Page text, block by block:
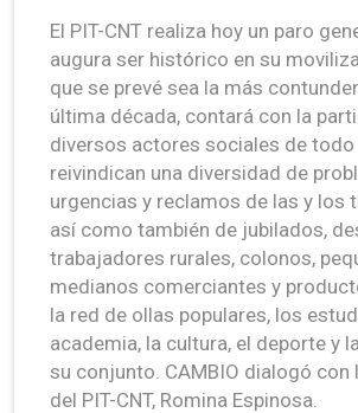
El PIT-CNT realiza hoy un paro
augura ser histórico en su
que se prevé sea la más
última década, contará con la
diversos actores sociales de todo
reivindican una diversidad de
urgencias y reclamos de las y los
así como también de jubilados,
trabajadores rurales, colonos,
medianos comerciantes y
la red de ollas populares, los
academia, la cultura, el deporte y
su conjunto. CAMBIO dialogó con
del PIT-CNT, Romina Espinosa.